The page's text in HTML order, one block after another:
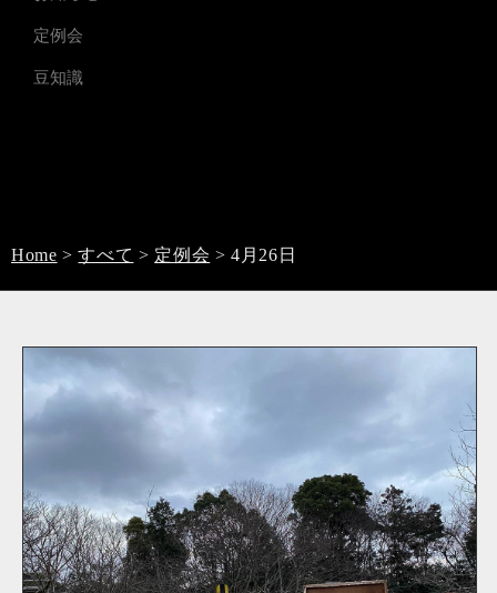
定例会
豆知識
Home >すべて > 定例会 >4月26日